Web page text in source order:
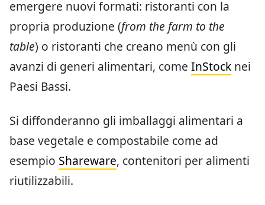
emergere nuovi formati: ristoranti con la
propria produzione (from the farm to the
table) o ristoranti che creano menù con gli
avanzi di generi alimentari, come InStock nei
Paesi Bassi.
Si diffonderanno gli imballaggi alimentari a
base vegetale e compostabile come ad
esempio Shareware, contenitori per alimenti
riutilizzabili.